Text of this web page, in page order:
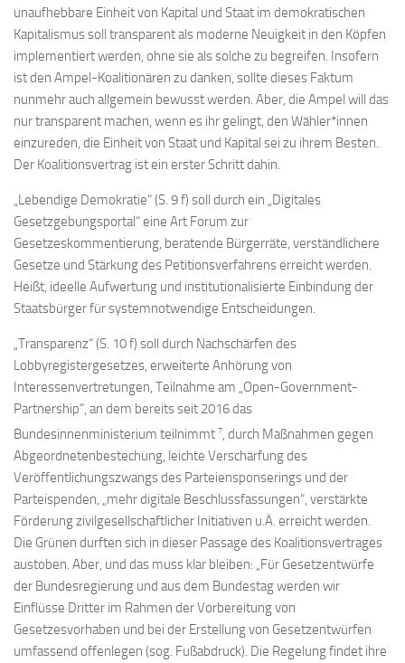
unaufhebbare Einheit von Kapital und Staat im demokratischen
Kapitalismus soll transparent als moderne Neuigkeit in den Köpfen
implementiert werden, ohne sie als solche zu begreifen. Insofern
ist den Ampel-Koalitionären zu danken, sollte dieses Faktum
nunmehr auch allgemein bewusst werden. Aber, die Ampel will das
nur transparent machen, wenn es ihr gelingt, den Wähler*innen
einzureden, die Einheit von Staat und Kapital sei zu ihrem Besten.
Der Koalitionsvertrag ist ein erster Schritt dahin.
„Lebendige Demokratie“ (S. 9 f) soll durch ein „Digitales
Gesetzgebungsportal“ eine Art Forum zur
Gesetzeskommentierung, beratende Bürgerräte, verständlichere
Gesetze und Stärkung des Petitionsverfahrens erreicht werden.
Heißt, ideelle Aufwertung und institutionalisierte Einbindung der
Staatsbürger für systemnotwendige Entscheidungen.
„Transparenz“ (S. 10 f) soll durch Nachschärfen des
Lobbyregistergesetzes, erweiterte Anhörung von
Interessenvertretungen, Teilnahme am „Open-Government-
Partnership“, an dem bereits seit 2016 das
Bundesinnenministerium teilnimmt 7, durch Maßnahmen gegen
Abgeordnetenbestechung, leichte Verschärfung des
Veröffentlichungszwangs des Parteiensponserings und der
Parteispenden, „mehr digitale Beschlussfassungen“, verstärkte
Förderung zivilgesellschaftlicher Initiativen u.Ä. erreicht werden.
Die Grünen durften sich in dieser Passage des Koalitionsvertrages
austoben. Aber, und das muss klar bleiben: „Für Gesetzentwürfe
der Bundesregierung und aus dem Bundestag werden wir
Einflüsse Dritter im Rahmen der Vorbereitung von
Gesetzesvorhaben und bei der Erstellung von Gesetzentwürfen
umfassend offenlegen (sog. Fußabdruck). Die Regelung findet ihre